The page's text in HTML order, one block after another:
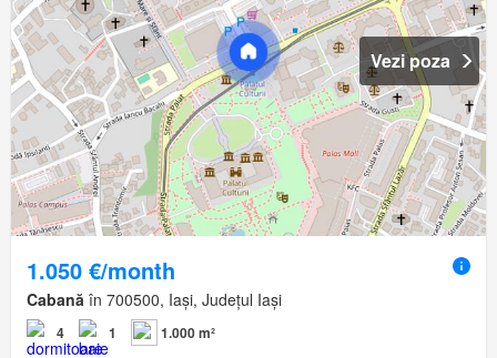
Vezi poza
1.050 €/month
Cabană în 700500, Iași, Județul Iași
4 1
1.000 m²